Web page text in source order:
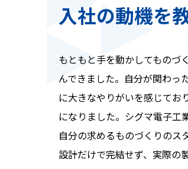
入社の動機を
もともと手を動かしてものづ
んできました。自分が関わっ
に大きなやりがいを感じてお
になりました。シグマ電子工
自分の求めるものづくりのス
設計だけで完結せず、実際の